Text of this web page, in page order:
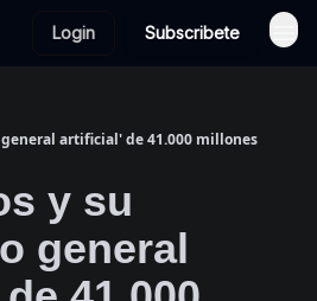
Login Subscribete
artificial' de 41.000 millones
y su
general